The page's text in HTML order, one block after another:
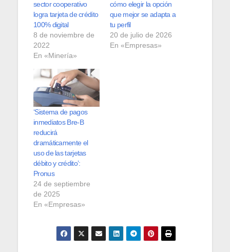
sector cooperativo
logra tarjeta de crédito
100% digital
8 de noviembre de
2022
En «Minería»
cómo elegir la opción
que mejor se adapta a
tu perfil
20 de julio de 2026
En «Empresas»
‘Sistema de pagos
inmediatos Bre-B
reducirá
dramáticamente el
uso de las tarjetas
débito y crédito’:
Pronus
24 de septiembre
de 2025
En «Empresas»